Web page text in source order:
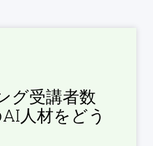
グ受講者数
人材をどう